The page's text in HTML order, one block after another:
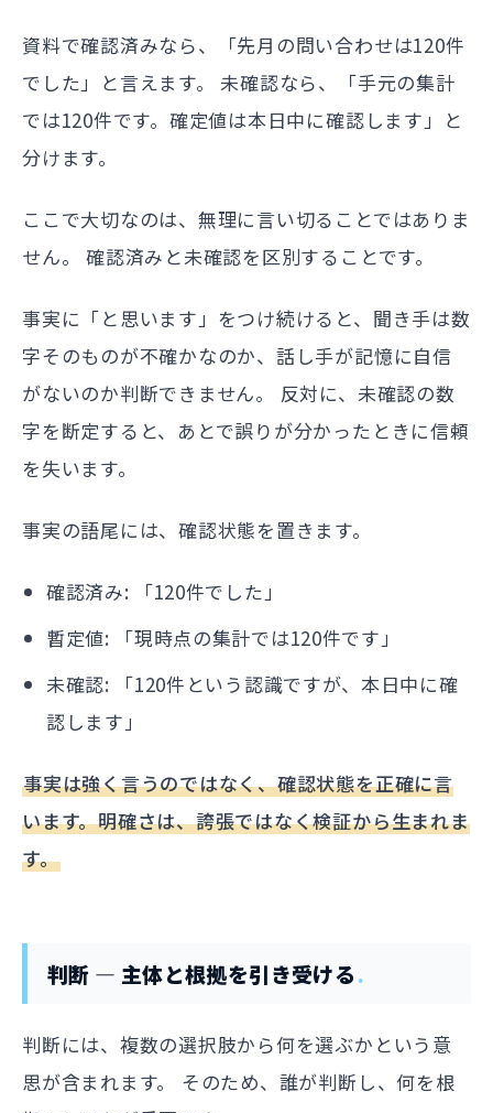
資料で確認済みなら、「先月の問い合わせは120件
でした」と言えます。 未確認なら、「手元の集計
では120件です。確定値は本日中に確認します」と
分けます。
ここで大切なのは、無理に言い切ることではありま
せん。 確認済みと未確認を区別することです。
事実に「と思います」をつけ続けると、聞き手は数
字そのものが不確かなのか、話し手が記憶に自信
がないのか判断できません。 反対に、未確認の数
字を断定すると、あとで誤りが分かったときに信頼
を失います。
事実の語尾には、確認状態を置きます。
確認済み: 「120件でした」
暫定値: 「現時点の集計では120件です」
未確認: 「120件という認識ですが、本日中に確
認します」
事実は強く言うのではなく、確認状態を正確に言
います。明確さは、誇張ではなく検証から生まれま
す。
判断 — 主体と根拠を引き受ける
判断には、複数の選択肢から何を選ぶかという意
思が含まれます。 そのため、誰が判断し、何を根